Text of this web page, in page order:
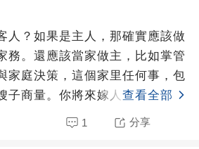
人？如果是主人，那確實應該做
務。還應該當家做主，比如掌管
家庭決策，這個家里任何事，包
子商量。你將來嫁人，去你婆家
查看全部
1 分享